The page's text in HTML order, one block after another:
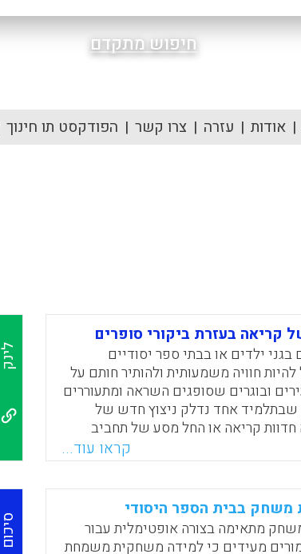
חיפוש מתקדם
אודות עזרה צרו קשר הפודקסט תו חינוך
קריאה בעזרת ביקורי סופרים
ילדים או בבתי ספר יסודיים
להיות חוויה משמעותית ולהותיר חותם על
ובוגרים שסופגים השראה ומתעוררים
אחד נדלק ניצוץ חדש של
חדוות קריאה או החל מסע של תחביב
היה שווה את זה. אפשר ורצוי להביא
מוזיקאים, מאיירים, משוררים, פסלים,
אוצרי מוזיאון ובהנחייתם לערוך סדנת
יוצאות-דופן, לצלם סצנה, להאזין
לכתוב פואמה או סיפור קצר. כמו כן,
להזמין במאי של סרט שואה, בפורים
קראו עוד...
לינק
משחק בבית הספר היסודי
מתאימה בצורה אופטימלית עבור
מעידים כי למידה משחקית משמחת
סיכום